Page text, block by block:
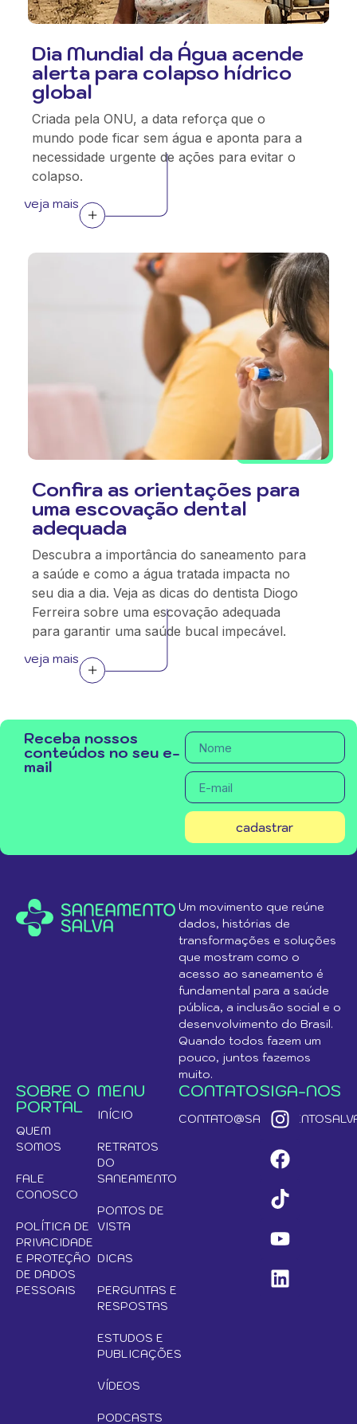
Dia Mundial da Água acende
alerta para colapso hídrico
global
Criada pela ONU, a data reforça que o
mundo pode ficar sem água e aponta para a
necessidade urgente de ações para evitar o
colapso.
veja mais
Confira as orientações para
uma escovação dental
adequada
Descubra a importância do saneamento para
a saúde e como a água tratada impacta no
seu dia a dia. Veja as dicas do dentista Diogo
Ferreira sobre uma escovação adequada
para garantir uma saúde bucal impecável.
veja mais
Receba nossos
conteúdos no seu e-
mail
cadastrar
Um movimento que reúne
dados, histórias de
transformações e soluções
que mostram como o
acesso ao saneamento é
fundamental para a saúde
pública, a inclusão social e o
desenvolvimento do Brasil.
Quando todos fazem um
pouco, juntos fazemos
muito.
SOBRE O
PORTAL
QUEM
SOMOS
FALE
CONOSCO
POLÍTICA DE
PRIVACIDADE
E PROTEÇÃO
DE DADOS
PESSOAIS
MENU
INÍCIO
RETRATOS
DO
SANEAMENTO
PONTOS DE
VISTA
DICAS
PERGUNTAS E
RESPOSTAS
ESTUDOS E
PUBLICAÇÕES
VÍDEOS
PODCASTS
CONTATOSIGA-NOS